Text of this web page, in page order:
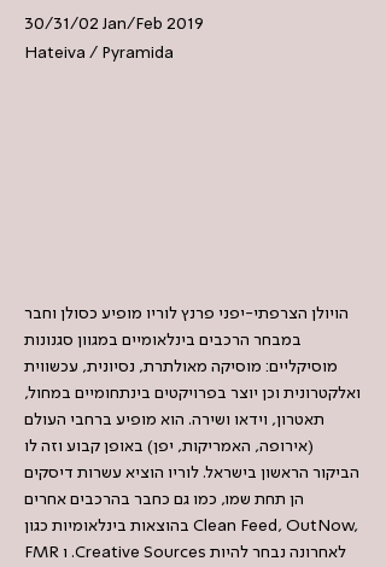
30/31/02 Jan/Feb 2019
Hateiva / Pyramida
הויולן הצרפתי-יפני פרנץ לוריו מופיע כסולן וחבר
במבחר הרכבים בינלאומיים במגוון סגנונות
מוסיקליים: מוסיקה מאולתרת, נסיונית, עכשווית
ואלקטרונית וכן יוצר בפרויקטים בינתחומיים במחול,
תאטרון, וידאו ושירה. הוא מופיע ברחבי העולם
(אירופה, האמריקות, יפן) באופן קבוע וזה לו
הביקור הראשון בישראל. לוריו הוציא עשרות דיסקים
הן תחת שמו, כמו גם כחבר בהרכבים אחרים
בהוצאות בינלאומיות כגון Clean Feed, OutNow,
FMR ו .Creative Sources לאחרונה נבחר להיות